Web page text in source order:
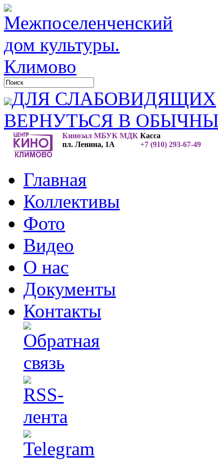
ДЛЯ СЛАБОВИДЯЩИХ
ВЕРНУТЬСЯ В
Кинозал МБУК МДК
пл. Ленина, 1А
Касса
+7 (910) 293-67-49
Главная
Коллективы
Фото
Видео
О нас
Документы
Контакты